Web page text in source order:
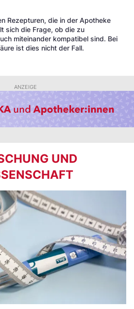
Rezepturen, die in der Apotheke
sich die Frage, ob die zu
miteinander kompatibel sind. Bei
ist dies nicht der Fall.
ANZEIGE
UND